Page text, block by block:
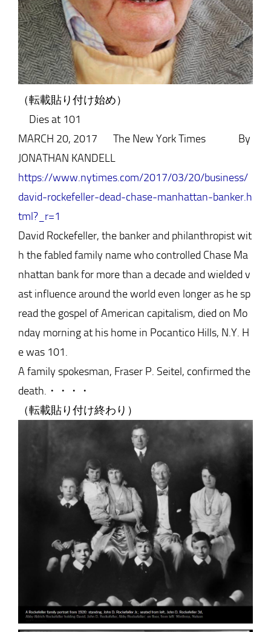
（転載貼り付け始め）
Dies at 101
MARCH 20, 2017 The New York Times By
JONATHAN KANDELL
https://www.nytimes.com/2017/03/20/business/
david-rockefeller-dead-chase-manhattan-banker.h
tml?_r=1
David Rockefeller, the banker and philanthropist wit
h the fabled family name who controlled Chase Ma
nhattan bank for more than a decade and wielded v
ast influence around the world even longer as he sp
read the gospel of American capitalism, died on Mo
nday morning at his home in Pocantico Hills, N.Y. H
e was 101.
A family spokesman, Fraser P. Seitel, confirmed the
death.・・・・
（転載貼り付け終わり）